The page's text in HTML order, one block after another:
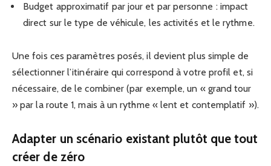
Budget approximatif par jour et par personne : impact
direct sur le type de véhicule, les activités et le rythme.
Une fois ces paramètres posés, il devient plus simple de
sélectionner l’itinéraire qui correspond à votre profil et, si
nécessaire, de le combiner (par exemple, un « grand tour
» par la route 1, mais à un rythme « lent et contemplatif »).
Adapter un scénario existant plutôt que tout
créer de zéro